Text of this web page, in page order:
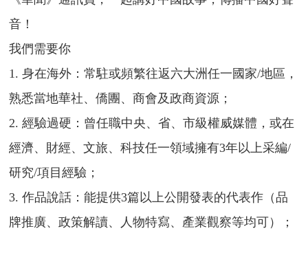
音！
我們需要你
1. 身在海外：常駐或頻繁往返六大洲任一國家/地區，
熟悉當地華社、僑團、商會及政商資源；
2. 經驗過硬：曾任職中央、省、市級權威媒體，或在
經濟、財經、文旅、科技任一領域擁有3年以上采編/
研究/項目經驗；
3. 作品說話：能提供3篇以上公開發表的代表作（品
牌推廣、政策解讀、人物特寫、產業觀察等均可）；